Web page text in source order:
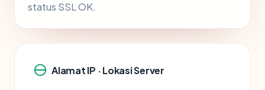
status SSL OK.
Alamat IP · Lokasi Server